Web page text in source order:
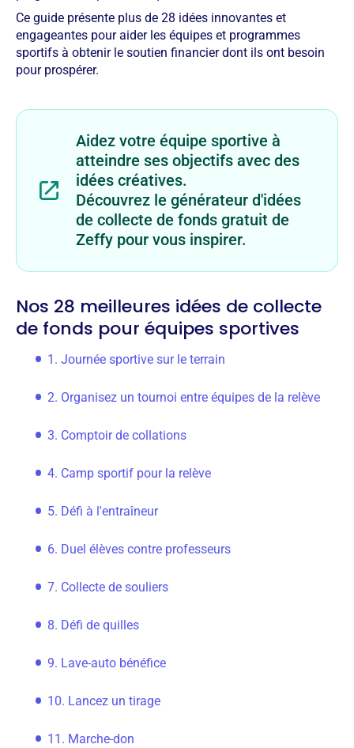
Ce guide présente plus de 28 idées innovantes et
engageantes pour aider les équipes et programmes
sportifs à obtenir le soutien financier dont ils ont besoin
pour prospérer.
Aidez votre équipe sportive à
atteindre ses objectifs avec des
idées créatives.
Découvrez le générateur d'idées
de collecte de fonds gratuit de
Zeffy pour vous inspirer.
Nos 28 meilleures idées de collecte
de fonds pour équipes sportives
1. Journée sportive sur le terrain
2. Organisez un tournoi entre équipes de la relève
3. Comptoir de collations
4. Camp sportif pour la relève
5. Défi à l'entraîneur
6. Duel élèves contre professeurs
7. Collecte de souliers
8. Défi de quilles
9. Lave-auto bénéfice
10. Lancez un tirage
11. Marche-don